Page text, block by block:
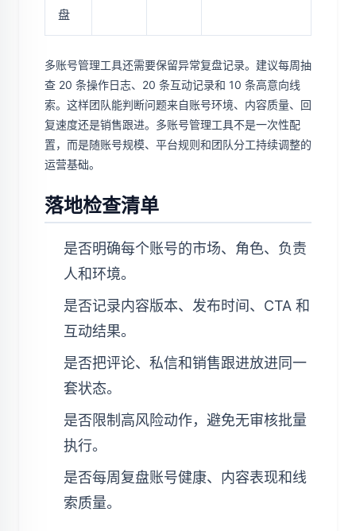
盘
多账号管理工具还需要保留异常复盘记录。建议每周抽
查 20 条操作日志、20 条互动记录和 10 条高意向线
索。这样团队能判断问题来自账号环境、内容质量、回
复速度还是销售跟进。多账号管理工具不是一次性配
置，而是随账号规模、平台规则和团队分工持续调整的
运营基础。
落地检查清单
是否明确每个账号的市场、角色、负责
人和环境。
是否记录内容版本、发布时间、CTA 和
互动结果。
是否把评论、私信和销售跟进放进同一
套状态。
是否限制高风险动作，避免无审核批量
执行。
是否每周复盘账号健康、内容表现和线
索质量。